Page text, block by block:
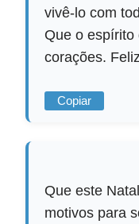
vivê-lo com
Que o espírito
corações.
Copiar
Que este
motivos para